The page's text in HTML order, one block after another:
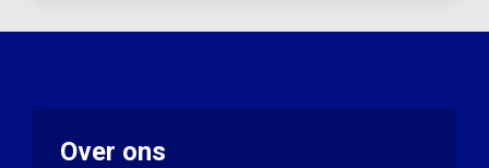
Over ons